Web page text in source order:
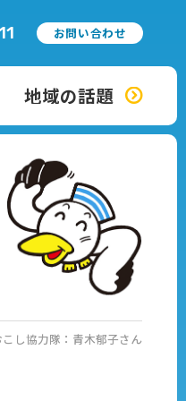
地域の話題
お問い合わせ
し協力隊：青木郁子さん